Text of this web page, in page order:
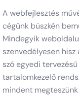
A webfejlesztés
cégünk büszkén
Mindegyik
szenvedélyesen
szó egyedi
tartalomkezelő
mindent